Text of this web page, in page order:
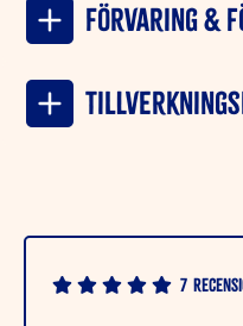
Förvaring &
7